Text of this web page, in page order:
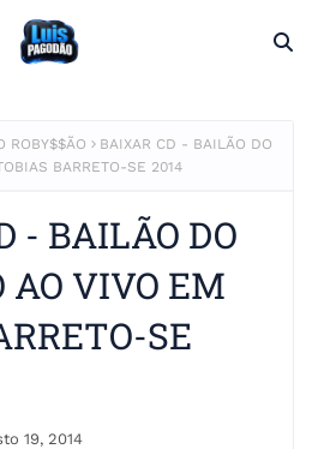
ROBY$$ÃO
BAIXAR CD - BAILÃO DO
BARRETO-SE 2014
- BAILÃO DO
AO VIVO EM
SE
19, 2014